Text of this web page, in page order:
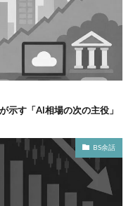
す「AI相場の次の主役」
BS余話